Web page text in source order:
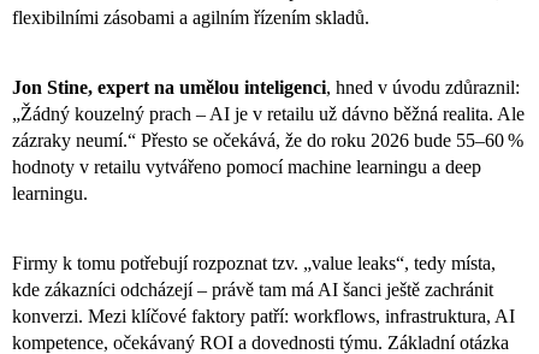
flexibilními zásobami a agilním řízením skladů.
Jon Stine, expert na umělou inteligenci, hned v úvodu zdůraznil:
„Žádný kouzelný prach – AI je v retailu už dávno běžná realita. Ale
zázraky neumí.“ Přesto se očekává, že do roku 2026 bude 55–60 %
hodnoty v retailu vytvářeno pomocí machine learningu a deep
learningu.
Firmy k tomu potřebují rozpoznat tzv. „value leaks“, tedy místa,
kde zákazníci odcházejí – právě tam má AI šanci ještě zachránit
konverzi. Mezi klíčové faktory patří: workflows, infrastruktura, AI
kompetence, očekávaný ROI a dovednosti týmu. Základní otázka